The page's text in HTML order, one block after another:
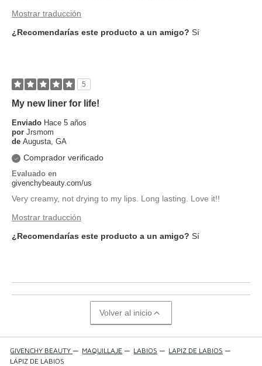
Mostrar traducción
¿Recomendarías este producto a un amigo? Sí
5
My new liner for life!
Enviado Hace 5 años
por Jrsmom
de Augusta, GA
Comprador verificado
Evaluado en
givenchybeauty.com/us
Very creamy, not drying to my lips. Long lasting. Love it!!
Mostrar traducción
¿Recomendarías este producto a un amigo? Sí
Volver al inicio
GIVENCHY BEAUTY — MAQUILLAJE — LABIOS — LAPIZ DE LABIOS —
LÁPIZ DE LABIOS